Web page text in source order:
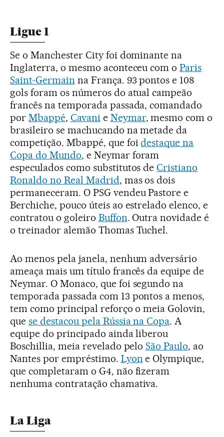
Ligue 1
Se o Manchester City foi dominante na
Inglaterra, o mesmo aconteceu com oParis
Saint-Germain na França. 93 pontos e 108
gols foram os números do atual campeão
francês na temporada passada, comandado
por Mbappé, Cavani e Neymar, mesmo com o
brasileiro se machucando na metade da
competição. Mbappé, que foidestaque na
Copa do Mundo, e Neymar foram
especulados como substitutos deCristiano
Ronaldo no Real Madrid, mas os dois
permaneceram. O PSG vendeu Pastore e
Berchiche, pouco úteis ao estrelado elenco, e
contratou o goleiro Buffon. Outra novidade é
o treinador alemão Thomas Tuchel.
Ao menos pela janela, nenhum adversário
ameaça mais um título francês da equipe de
Neymar. O Monaco, que foi segundo na
temporada passada com 13 pontos a menos,
tem como principal reforço o meia Golovin,
que se destacou pela Rússia na Copa. A
equipe do principado ainda liberou
Boschillia, meia revelado peloSão Paulo, ao
Nantes por empréstimo. Lyon e Olympique,
que completaram o G4, não fizeram
nenhuma contratação chamativa.
La Liga